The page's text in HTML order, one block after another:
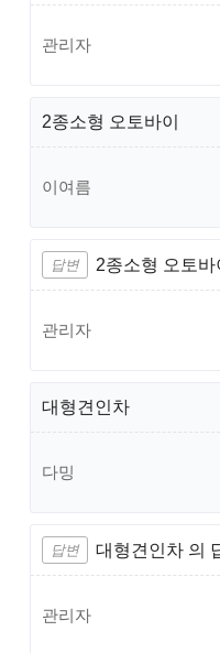
관리자
2종소형 오토바이
이여름
답변 2종소형 오토
관리자
대형견인차
다밍
답변 대형견인차 의
관리자